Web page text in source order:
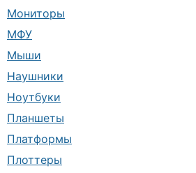
Мониторы
МФУ
Мыши
Наушники
Ноутбуки
Планшеты
Платформы
Плоттеры